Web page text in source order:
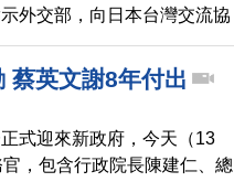
外交部，向日本台灣交流協
必要協助，也請駐日代表處
安全無虞。外交部表示，據
受災狀況。另外，民進黨總
蔡英文謝8年付出
式迎來新政府，今天（13
，包含行政院長陳建仁、總